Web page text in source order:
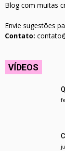
Blog com muitas
Envie sugestões
Contato:
VÍDEOS